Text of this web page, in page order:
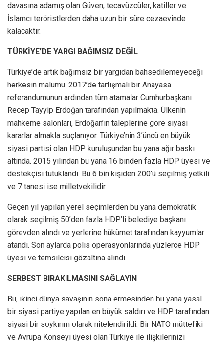
davasına adamış olan Güven, tecavüzcüler, katiller ve
İslamcı teröristlerden daha uzun bir süre cezaevinde
kalacaktır.
TÜRKİYE’DE YARGI BAĞIMSIZ DEĞİL
Türkiye’de artık bağımsız bir yargıdan bahsedilemeyeceği
herkesin malumu. 2017’de tartışmalı bir Anayasa
referandumunun ardından tüm atamalar Cumhurbaşkanı
Recep Tayyip Erdoğan tarafından yapılmakta. Ülkenin
mahkeme salonları, Erdoğan’ın taleplerine göre siyasi
kararlar almakla suçlanıyor. Türkiye’nin 3’üncü en büyük
siyasi partisi olan HDP kuruluşundan bu yana ağır baskı
altında. 2015 yılından bu yana 16 binden fazla HDP üyesi ve
destekçisi tutuklandı. Bu 6 bin kişiden 200’ü seçilmiş yetkili
ve 7 tanesi ise milletvekilidir.
Geçen yıl yapılan yerel seçimlerden bu yana demokratik
olarak seçilmiş 50’den fazla HDP’li belediye başkanı
görevden alındı ve yerlerine hükümet tarafından kayyumlar
atandı. Son aylarda polis operasyonlarında yüzlerce HDP
üyesi ve temsilcisi gözaltına alındı.
SERBEST BIRAKILMASINI SAĞLAYIN
Bu, ikinci dünya savaşının sona ermesinden bu yana yasal
bir siyasi partiye yapılan en büyük saldırı ve HDP tarafından
siyasi bir soykırım olarak nitelendirildi. Bir NATO müttefiki
ve Avrupa Konseyi üyesi olan Türkiye ile ilişkilerinizi